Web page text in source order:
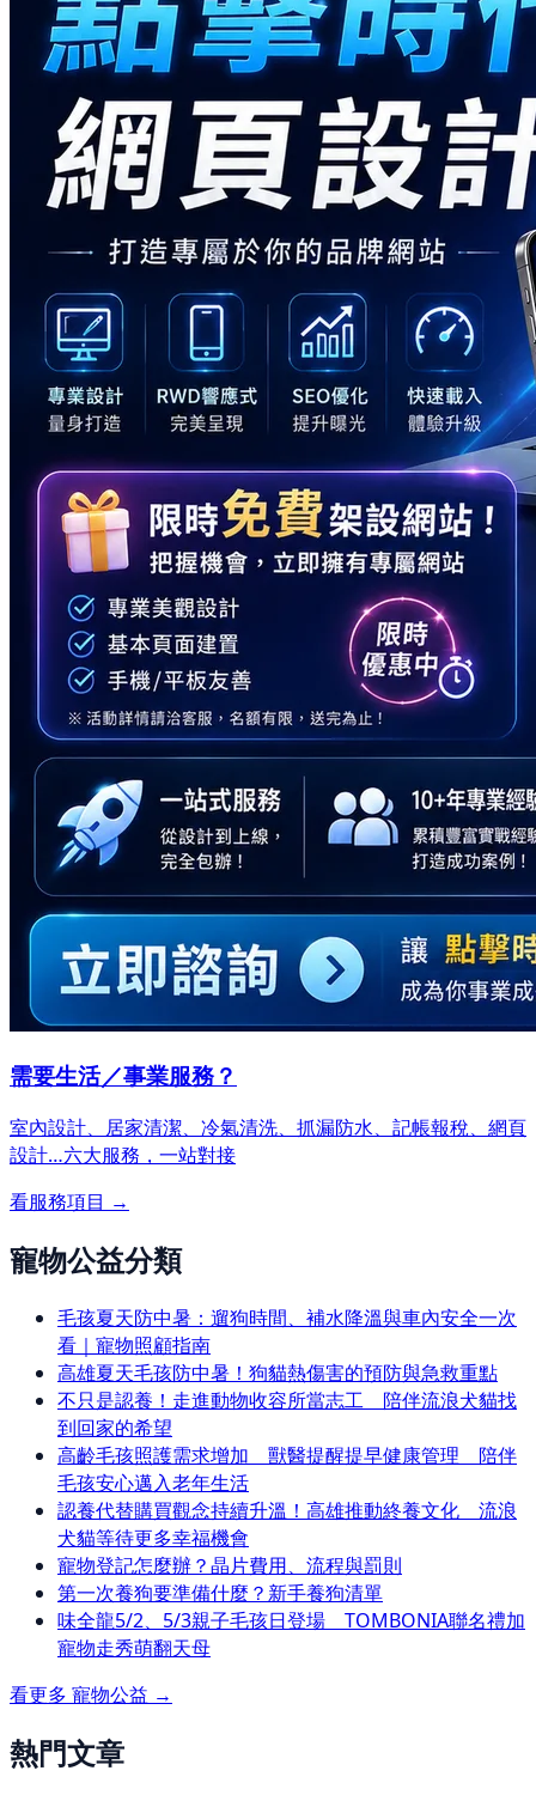
需要生活／事業服務？
室內設計、居家清潔、冷氣清洗、抓漏防水、記帳報稅、網頁
設計…六大服務，一站對接
看服務項目 →
寵物公益分類
毛孩夏天防中暑：遛狗時間、補水降溫與車內安全一次
看｜寵物照顧指南
高雄夏天毛孩防中暑！狗貓熱傷害的預防與急救重點
不只是認養！走進動物收容所當志工 陪伴流浪犬貓找
到回家的希望
高齡毛孩照護需求增加 獸醫提醒提早健康管理 陪伴
毛孩安心邁入老年生活
認養代替購買觀念持續升溫！高雄推動終養文化 流浪
犬貓等待更多幸福機會
寵物登記怎麼辦？晶片費用、流程與罰則
第一次養狗要準備什麼？新手養狗清單
味全龍5/2、5/3親子毛孩日登場 TOMBONIA聯名禮加
寵物走秀萌翻天母
看更多 寵物公益 →
熱門文章